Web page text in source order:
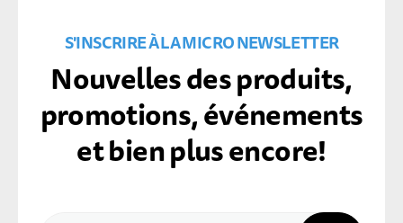
S'INSCRIRE À LA MICRO NEWSLETTER
Nouvelles des produits,
promotions, événements
et bien plus encore!